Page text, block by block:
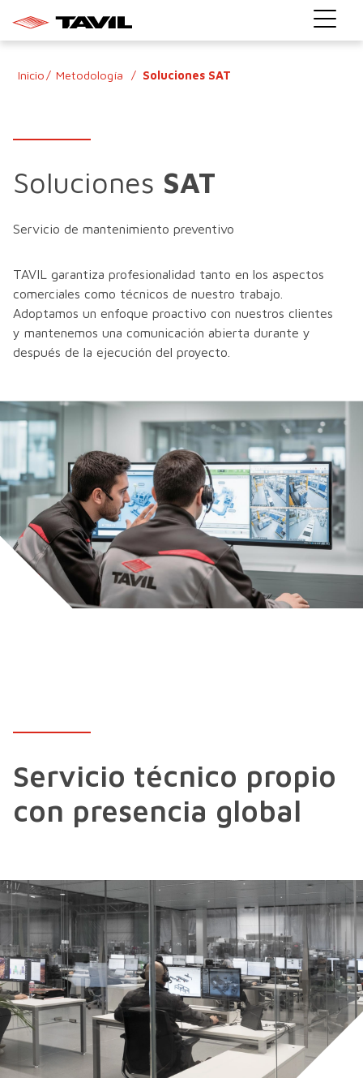
Inicio Metodología Soluciones SAT
Soluciones SAT
Servicio de mantenimiento preventivo
TAVIL garantiza profesionalidad tanto en los aspectos
comerciales como técnicos de nuestro trabajo.
Adoptamos un enfoque proactivo con nuestros clientes
y mantenemos una comunicación abierta durante y
después de la ejecución del proyecto.
Servicio técnico propio
con presencia global